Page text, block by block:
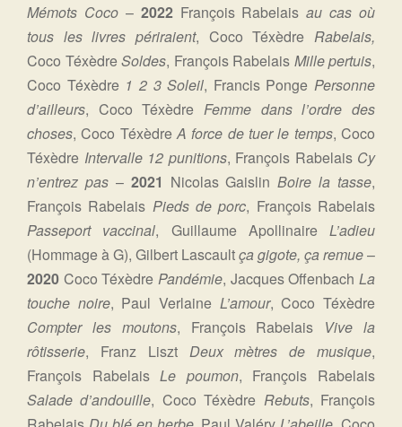
Mémots Coco– 2022 François Rabelaisau cas où
tous les livres périraient, Coco Téxèdre Rabelais,
Coco TéxèdreSoldes, François Rabelais Mille pertuis,
Coco Téxèdre 1 2 3 Soleil, Francis Ponge Personne
d’ailleurs, Coco Téxèdre Femme dans l’ordre des
choses, Coco TéxèdreA force de tuer le temps, Coco
Téxèdre Intervalle 12 punitions, François Rabelais Cy
n’entrez pas– 2021 Nicolas GaislinBoire la tasse,
François Rabelais Pieds de porc, François Rabelais
Passeport vaccinal, Guillaume Apollinaire L’adieu
(Hommage à G), Gilbert Lascaultça gigote, ça remue–
2020 Coco TéxèdrePandémie, Jacques OffenbachLa
touche noire, Paul Verlaine L’amour, Coco Téxèdre
Compter les moutons, François Rabelais Vive la
rôtisserie, Franz Liszt Deux mètres de musique,
François RabelaisLe poumon, François Rabelais
Salade d’andouille, Coco Téxèdre Rebuts, François